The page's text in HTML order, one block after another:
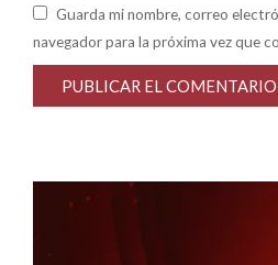
Guarda mi nombre, correo
navegador para la próxima vez que